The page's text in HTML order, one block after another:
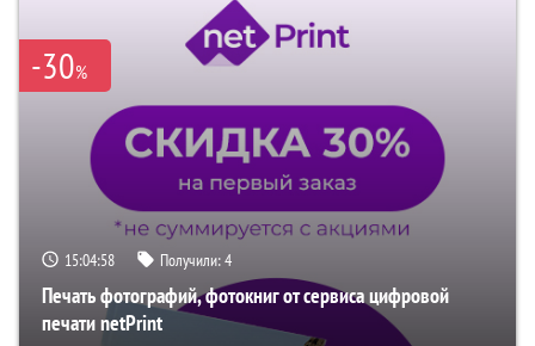
-30%
15:04:57 Получили:4
Печать фотографий, фотокниг от сервиса цифровой
печати netPrint